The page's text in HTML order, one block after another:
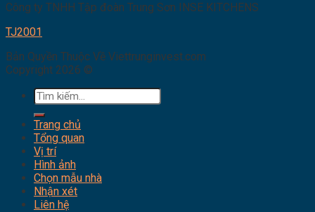
Công ty TNHH Tập đoàn Trung Sơn INSE KITCHENS
TJ2001
Bản Quyền Thuộc Về Viettrunginvest.com
Copyright 2026 ©
Tìm
kiếm:
Trang chủ
Tổng quan
Vị trí
Hình ảnh
Chọn mẫu nhà
Nhận xét
Liên hệ